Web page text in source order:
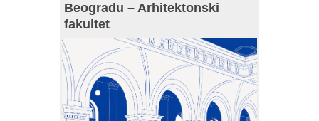
Beogradu – Arhitektonski
fakultet